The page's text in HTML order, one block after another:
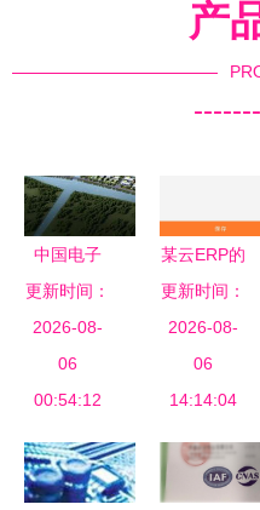
产
中国电子
(温州)信息
港 以数字
之力，开发
网络与信息
更新时间：
2026-08-
06
00:54:12
某云ERP的
安全性评估
网络与信息
安全软件开
发的关键考
更新时间：
2026-08-
06
14:14:04